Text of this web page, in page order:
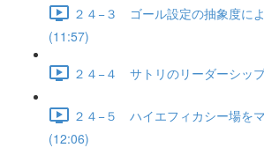
２４−３ ゴール設定の抽象度に
(11:57)
２４−４ サトリのリーダーシッ
２４−５ ハイエフィカシー場を
(12:06)